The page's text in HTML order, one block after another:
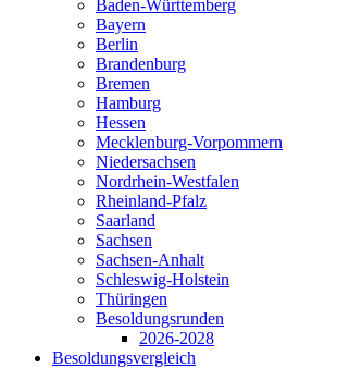
Baden-Württemberg
Bayern
Berlin
Brandenburg
Bremen
Hamburg
Hessen
Mecklenburg-Vorpommern
Niedersachsen
Nordrhein-Westfalen
Rheinland-Pfalz
Saarland
Sachsen
Sachsen-Anhalt
Schleswig-Holstein
Thüringen
Besoldungsrunden
2026-2028
Besoldungsvergleich